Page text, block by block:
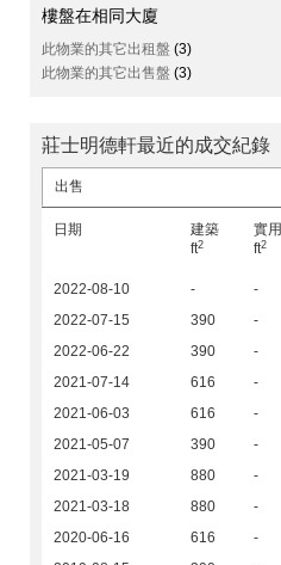
樓盤在相同大廈
此物業的其它出租盤 (3)
此物業的其它出售盤 (3)
莊士明德軒最近的成交紀錄
出售
日期
建築
ft2
實用
ft2
2022-08-10 - -
2022-07-15
390 -
2022-06-22
390 -
2021-07-14
616 -
2021-06-03
616 -
2021-05-07
390 -
2021-03-19
880 -
2021-03-18
880 -
2020-06-16
616 -